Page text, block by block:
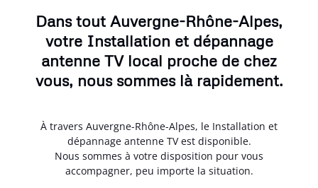
Dans tout Auvergne-Rhône-Alpes,
votre Installation et dépannage
antenne TV local proche de chez
vous, nous sommes là rapidement.
À travers Auvergne-Rhône-Alpes, le Installation et
dépannage antenne TV est disponible.
Nous sommes à votre disposition pour vous
accompagner, peu importe la situation.